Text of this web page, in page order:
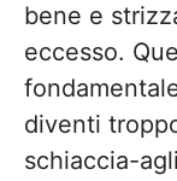
bene e
eccesso.
diventi
schiaccia-